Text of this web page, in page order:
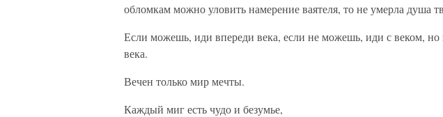
обломкам можно уловить намерение ваятеля, то не умерла душа
Если можешь, иди впереди века, если не можешь, иди с веком, но
века.
Вечен только мир мечты.
Каждый миг есть чудо и безумье,